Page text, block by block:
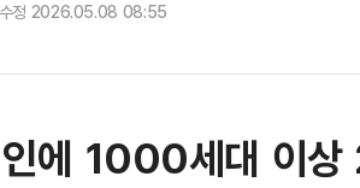
정 2026.05.08 08:55
에 1000세대 이